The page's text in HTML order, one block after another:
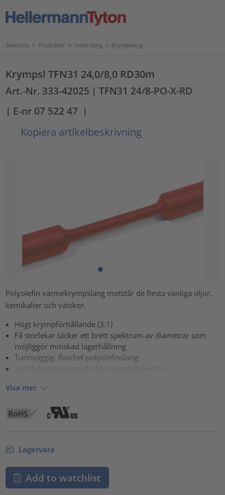
Startsida > Produkter > Isolerslang > Krympslang
Krympsl TFN31 24,0/8,0 RD30m
Art.-Nr. 333-42025 | TFN31 24/8-PO-X-RD
| E-nr 07 522 47 |
Kopiera artikelbeskrivning
Polyolefin värmekrympslang motstår de flesta vanliga oljor,
kemikalier och vätskor.
Högt krympförhållande (3:1)
Få storlekar täcker ett brett spektrum av diametrar som
möjliggör minskad lagerhållning
Tunnväggig, flexibel polyolefinslang
Visa mer
Lagervara
Add to watchlist